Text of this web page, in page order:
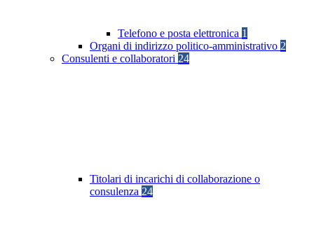
Telefono e posta elettronica 1
Organi di indirizzo politico-amministrativo 2
Consulenti e collaboratori 24
Titolari di incarichi di collaborazione o
consulenza 24